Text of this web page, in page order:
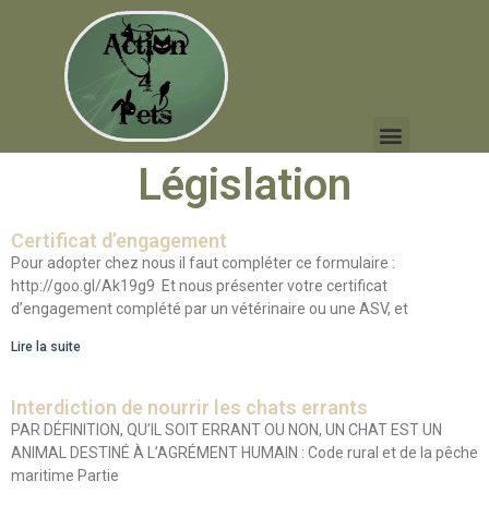
Législation
Certificat d’engagement
Pour adopter chez nous il faut compléter ce formulaire :
http://goo.gl/Ak19g9 Et nous présenter votre certificat
d’engagement complété par un vétérinaire ou une ASV, et
Lire la suite
Interdiction de nourrir les chats errants
PAR DÉFINITION, QU’IL SOIT ERRANT OU NON, UN CHAT EST UN
ANIMAL DESTINÉ À L’AGRÉMENT HUMAIN : Code rural et de la pêche
maritime Partie